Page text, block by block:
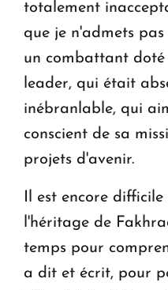
totalement
que je n'admets
un combattant
leader, qui était
inébranlable, qui
conscient de sa
projets d'avenir.
Il est encore
l'héritage de
temps pour
a dit et écrit, pour